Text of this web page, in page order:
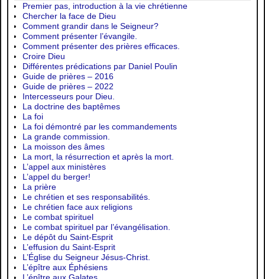
Premier pas, introduction à la vie chrétienne
Chercher la face de Dieu
Comment grandir dans le Seigneur?
Comment présenter l’évangile.
Comment présenter des prières efficaces.
Croire Dieu
Différentes prédications par Daniel Poulin
Guide de prières – 2016
Guide de prières – 2022
Intercesseurs pour Dieu.
La doctrine des baptêmes
La foi
La foi démontré par les commandements
La grande commission.
La moisson des âmes
La mort, la résurrection et après la mort.
L’appel aux ministères
L’appel du berger!
La prière
Le chrétien et ses responsabilités.
Le chrétien face aux religions
Le combat spirituel
Le combat spirituel par l’évangélisation.
Le dépôt du Saint-Esprit
L’effusion du Saint-Esprit
L’Église du Seigneur Jésus-Christ.
L’épître aux Éphésiens
L’épître aux Galates